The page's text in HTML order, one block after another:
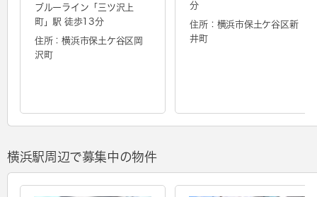
ブルーライン「 三ツ沢上
町」駅 徒歩13分
住所：横浜市保土ケ谷区岡
沢町
分
住所：横浜市保土ケ谷区新
井町
横浜駅周辺で募集中の物件